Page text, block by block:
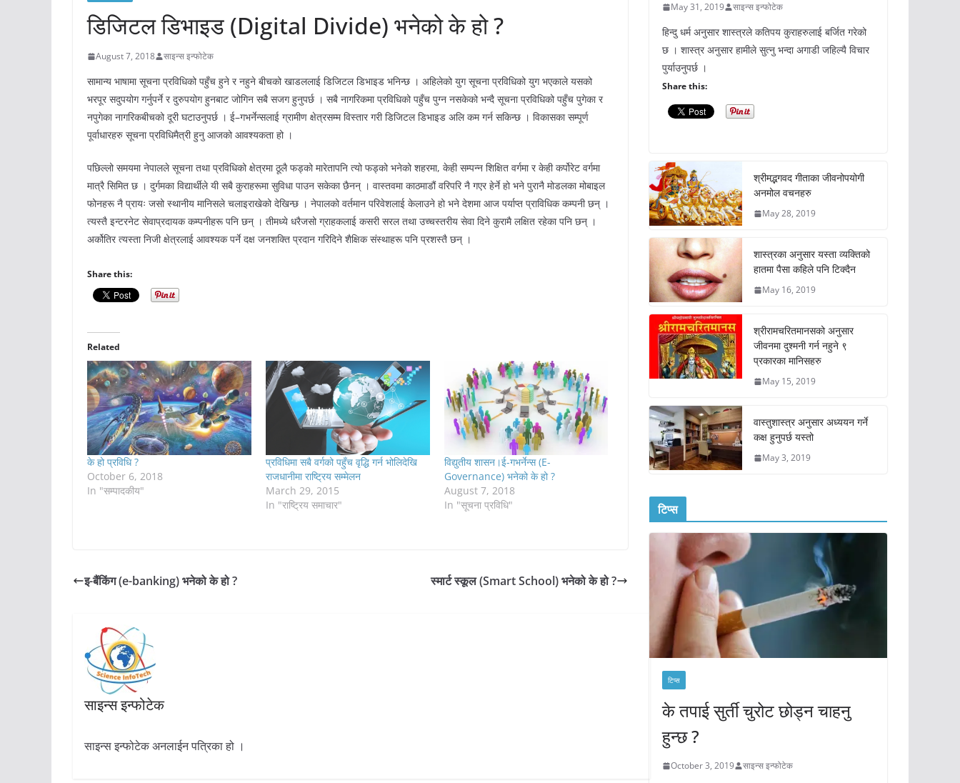
डिजिटल डिभाइड (Digital Divide) भनेको के हो ?
August 7, 2018 साइन्स इन्फोटेक
सामान्य भाषामा सूचना प्रविधिको पहुँच हुने र नहुने बीचको खाडललाई डिजिटल डिभाइड भनिन्छ । अहिलेको युग सूचना प्रविधिको युग भएकाले यसको
भरपूर सदुपयोग गर्नुपर्ने र दुरुपयोग हुनबाट जोगिन सबै सजग हुनुपर्छ । सबै नागरिकमा प्रविधिको पहुँच पुग्न नसकेको भन्दै सूचना प्रविधिको पहुँच पुगेका र
नपुगेका नागरिकबीचको दूरी घटाउनुपर्छ । ई–गभर्नेन्सलाई ग्रामीण क्षेत्रसम्म विस्तार गरी डिजिटल डिभाइड अलि कम गर्न सकिन्छ । विकासका सम्पूर्ण
पूर्वाधारहरु सूचना प्रविधिमैत्री हुनु आजको आवश्यकता हो ।
पछिल्लो समयमा नेपालले सूचना तथा प्रविधिको क्षेत्रमा ठूलै फड्को मारेतापनि त्यो फड्को भनेको शहरमा, केही सम्पन्न शिक्षित वर्गमा र केही कर्पोरेट वर्गमा
मात्रै सिमित छ । दुर्गमका विद्यार्थीले यी सबै कुराहरूमा सुविधा पाउन सकेका छैनन् । वास्तवमा काठमाडौं वरिपरि नै गएर हेर्ने हो भने पुरानै मोडलका मोबाइल
फोनहरू नै प्रायः जसो स्थानीय मानिसले चलाइराखेको देखिन्छ । नेपालको वर्तमान परिवेशलाई केलाउने हो भने देशमा आज पर्याप्त प्राविधिक कम्पनी छन् ।
त्यस्तै इन्टरनेट सेवाप्रदायक कम्पनीहरू पनि छन् । तीमध्ये धरैजसो ग्राहकलाई कसरी सरल तथा उच्चस्तरीय सेवा दिने कुरामै लक्षित रहेका पनि छन् ।
अर्कोतिर त्यस्ता निजी क्षेत्रलाई आवश्यक पर्ने दक्ष जनशक्ति प्रदान गरिदिने शैक्षिक संस्थाहरू पनि प्रशस्तै छन् ।
Share this:
Related
के हो प्रविधि ?
October 6, 2018
In "सम्पादकीय"
प्रविधिमा सबै वर्गको पहुँच वृद्धि गर्न भोलिदेखि
राजधानीमा राष्ट्रिय सम्मेलन
March 29, 2015
In "राष्ट्रिय समाचार"
विद्युतीय शासन।ई-गभर्नेन्स (E-
Governance) भनेको के हो ?
August 7, 2018
In "सूचना प्रविधि"
इ-बैंकिंग (e-banking) भनेको के हो ? स्मार्ट स्कूल (Smart School) भनेको के हो ?
साइन्स इन्फोटेक
साइन्स इन्फोटेक अनलाईन पत्रिका हो ।
May 31, 2019 साइन्स इन्फोटेक
हिन्दु धर्म अनुसार शास्त्रले कतिपय कुराहरुलाई बर्जित गरेको
छ । शास्त्र अनुसार हामीले सुत्नु भन्दा अगाडी जहिल्यै विचार
पुर्याउनुपर्छ ।
Share this:
श्रीमद्भगवद गीताका जीवनोपयोगी
अनमोल वचनहरु
May 28, 2019
शास्त्रका अनुसार यस्ता व्यक्तिको
हातमा पैसा कहिले पनि टिक्दैन
May 16, 2019
श्रीरामचरितमानसको अनुसार
जीवनमा दुश्मनी गर्न नहुने ९
प्रकारका मानिसहरु
May 15, 2019
वास्तुशास्त्र अनुसार अध्ययन गर्ने
कक्ष हुनुपर्छ यस्तो
May 3, 2019
टिप्स
टिप्स
के तपाई सुर्ती चुरोट छोड्न चाहनु
हुन्छ ?
October 3, 2019 साइन्स इन्फोटेक